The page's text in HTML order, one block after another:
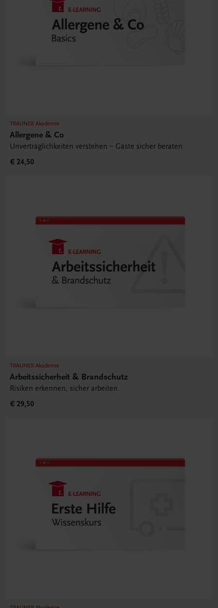
TRAUNER Akademie
Allergene & Co
Unverträglichkeiten verstehen – Gäste sicher beraten
€ 24,50
TRAUNER Akademie
Arbeitssicherheit & Brandschutz
Risiken erkennen, sicher arbeiten
€ 29,50